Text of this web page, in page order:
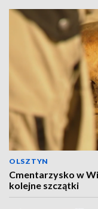
OLSZTYN
Cmentarzysko w
kolejne szczątki